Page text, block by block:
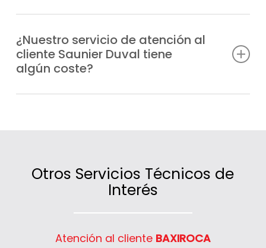
comunidades de vecinos y negocios de
Navalagamella que necesiten información,
asesoramiento o asistencia técnica.
¿Nuestro servicio de atención al
cliente Saunier Duval tiene
algún coste?
Otros Servicios Técnicos de
Interés
Atención al cliente BAXIROCA